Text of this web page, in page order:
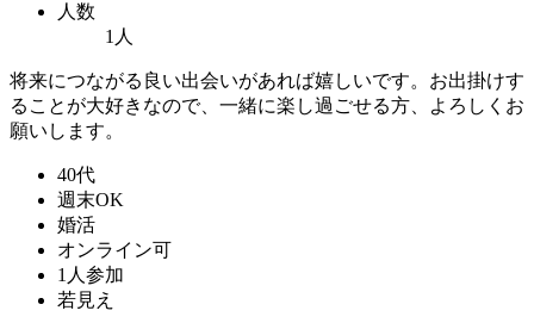
人数
1人
将来につながる良い出会いがあれば嬉しいです。お出掛けす
ることが大好きなので、一緒に楽し過ごせる方、よろしくお
願いします。
40代
週末OK
婚活
オンライン可
1人参加
若見え